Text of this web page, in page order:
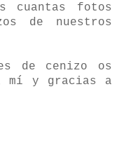
cuantas fotos
de nuestros
de cenizo os
mí y gracias a